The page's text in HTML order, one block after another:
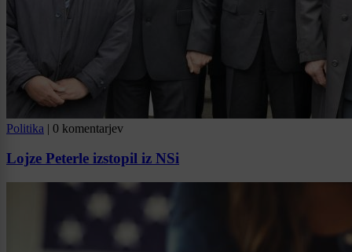
Politika | 0 komentarjev
Lojze Peterle izstopil iz NSi